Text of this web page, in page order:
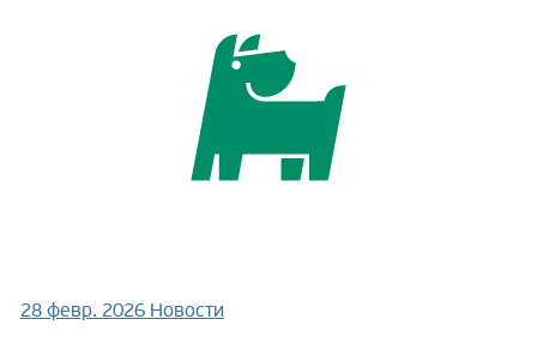
28 февр. 2026 Новости